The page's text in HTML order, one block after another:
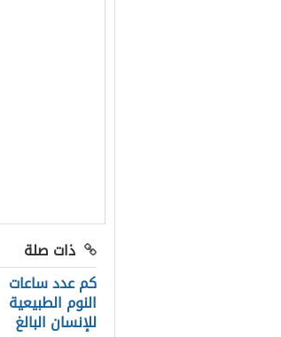
ذات صلة
كم عدد ساعات
النوم الطبيعية
للإنسان البالغ